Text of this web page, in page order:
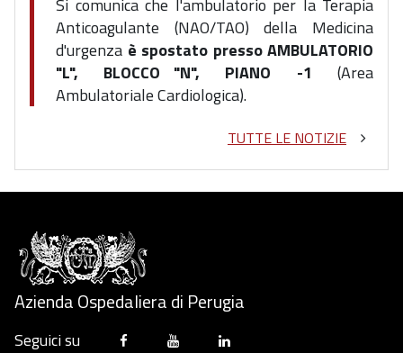
Anticoagulante
(NAO/TAO) della Medicina
d'urgenza è spostato presso AMBULATORIO
"L", BLOCCO "N", PIANO -1 (Area
Ambulatoriale Cardiologica).
TUTTE LE NOTIZIE
Azienda Ospedaliera di Perugia
Seguici su